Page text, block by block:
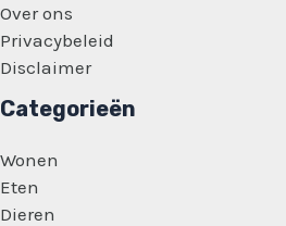
Over ons
Privacybeleid
Disclaimer
Categorieën
Wonen
Eten
Dieren